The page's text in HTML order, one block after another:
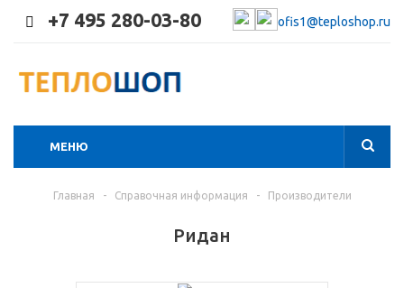
+7 495 280-03-80 ofis1@teploshop.ru
МЕНЮ
Главная - Справочная информация - Производители
Ридан